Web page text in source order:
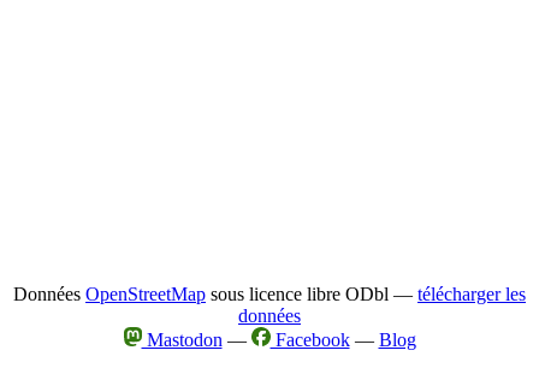
Données OpenStreetMap sous licence libre ODbl — télécharger les
données
Mastodon — Facebook— Blog